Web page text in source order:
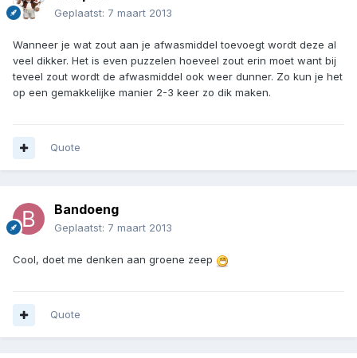
Geplaatst: 7 maart 2013
Wanneer je wat zout aan je afwasmiddel toevoegt wordt deze al
veel dikker. Het is even puzzelen hoeveel zout erin moet want bij
teveel zout wordt de afwasmiddel ook weer dunner. Zo kun je het
op een gemakkelijke manier 2-3 keer zo dik maken.
Quote
Bandoeng
Geplaatst: 7 maart 2013
Cool, doet me denken aan groene zeep
Quote